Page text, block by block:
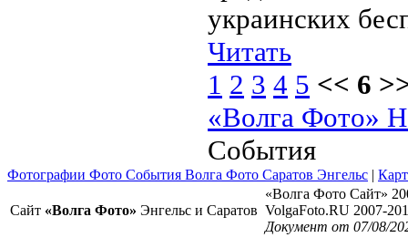
украинских
Читать
1 2 3 4 5 << 6
«Волга Фото»
События
Фотографии Фото События Волга Фото Саратов Энгельс |
Сайт «Волга Фото» Энгельс и Саратов
«Волга Фото Сайт»
VolgaFoto.RU 2007-
Документ от 07/08/